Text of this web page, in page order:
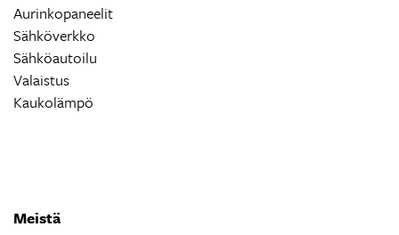
Aurinkopaneelit
Sähköverkko
Sähköautoilu
Valaistus
Kaukolämpö
Meistä